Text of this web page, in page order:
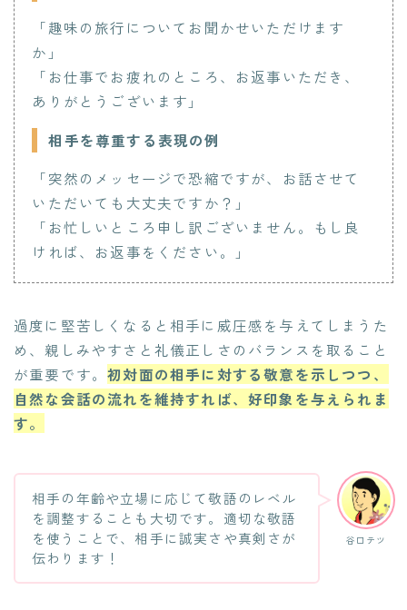
「趣味の旅行についてお聞かせいただけます
か」
「お仕事でお疲れのところ、お返事いただき、
ありがとうございます」
相手を尊重する表現の例
「突然のメッセージで恐縮ですが、お話させて
いただいても大丈夫ですか？」
「お忙しいところ申し訳ございません。もし良
ければ、お返事をください。」
過度に堅苦しくなると相手に威圧感を与えてしまうた
め、親しみやすさと礼儀正しさのバランスを取ること
が重要です。初対面の相手に対する敬意を示しつつ、
自然な会話の流れを維持すれば、好印象を与えられま
す。
谷口テツ
相手の年齢や立場に応じて敬語のレベル
を調整することも大切です。適切な敬語
を使うことで、相手に誠実さや真剣さが
伝わります！